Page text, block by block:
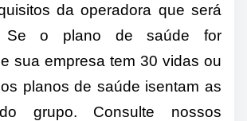
da operadora que será
Se o plano de saúde for
sua empresa tem 30 vidas ou
planos de saúde isentam as
grupo. Consulte nossos